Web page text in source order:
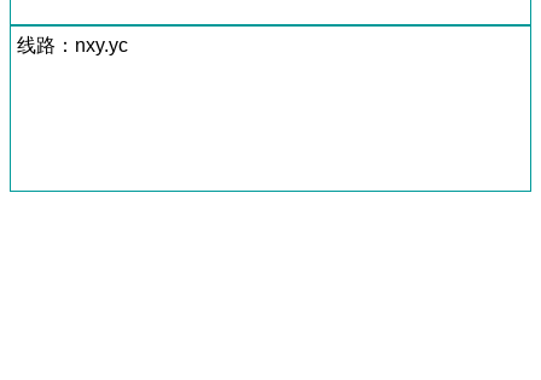
线路：nxy.yc